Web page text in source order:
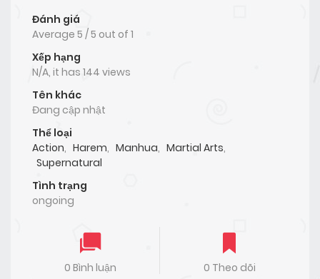
Đánh giá
Average 5 /5 out of 1
Xếp hạng
N/A, it has 144 views
Tên khác
Đang cập nhật
Thể loại
Action, Harem, Manhua, Martial Arts,
Supernatural
Tình trạng
ongoing
0 Bình luận 0 Theo dõi